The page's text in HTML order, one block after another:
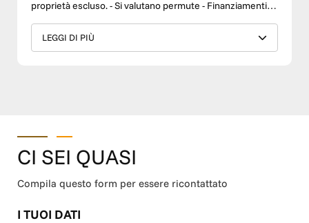
proprietà escluso. - Si valutano permute - Finanziamenti a
tassi agevolati - Possibilità di estensione di garanzia -
Trasporto in tutta Italia Disponibile a qualsiasi prova e
visionabile presso la nostra sede di Firenze in via Empoli,
LEGGI DI PIÙ
CI SEI QUASI
Compila questo form per essere ricontattato
I TUOI DATI